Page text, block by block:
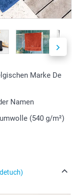
Marke De
Namen
(540 g/m²)